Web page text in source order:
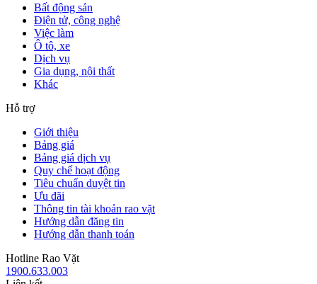
Bất động sản
Điện tử, công nghệ
Việc làm
Ô tô, xe
Dịch vụ
Gia dụng, nội thất
Khác
Hỗ trợ
Giới thiệu
Bảng giá
Bảng giá dịch vụ
Quy chế hoạt động
Tiêu chuẩn duyệt tin
Ưu đãi
Thông tin tài khoản rao vặt
Hướng dẫn đăng tin
Hướng dẫn thanh toán
Hotline Rao Vặt
1900.633.003